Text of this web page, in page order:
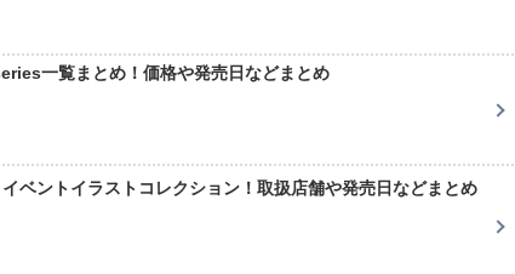
一覧まとめ！価格や発売日などまとめ
ベントイラストコレクション！取扱店舗や発売日などまとめ